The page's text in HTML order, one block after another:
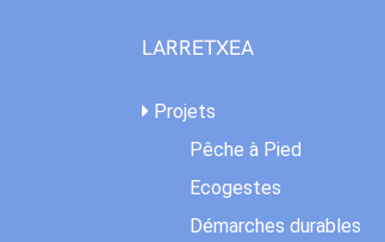
LARRETXEA
Projets
Pêche à Pied
Ecogestes
Démarches durables